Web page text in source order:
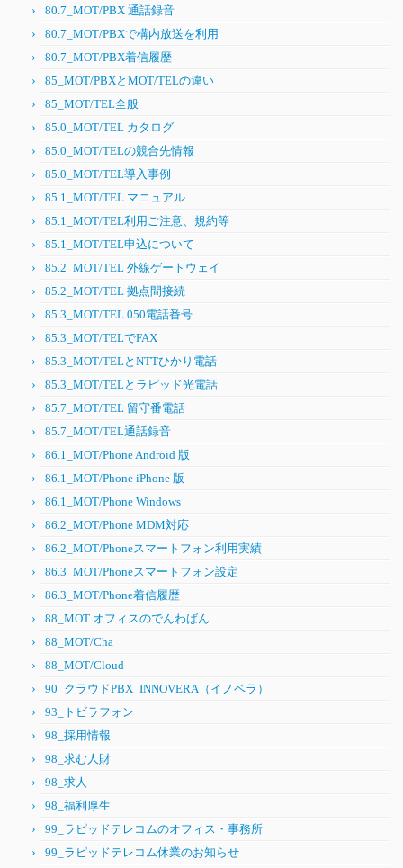
80.7_MOT/PBX 通話録音
80.7_MOT/PBXで構内放送を利用
80.7_MOT/PBX着信履歴
85_MOT/PBXとMOT/TELの違い
85_MOT/TEL全般
85.0_MOT/TEL カタログ
85.0_MOT/TELの競合先情報
85.0_MOT/TEL導入事例
85.1_MOT/TEL マニュアル
85.1_MOT/TEL利用ご注意、規約等
85.1_MOT/TEL申込について
85.2_MOT/TEL 外線ゲートウェイ
85.2_MOT/TEL 拠点間接続
85.3_MOT/TEL 050電話番号
85.3_MOT/TELでFAX
85.3_MOT/TELとNTTひかり電話
85.3_MOT/TELとラピッド光電話
85.7_MOT/TEL 留守番電話
85.7_MOT/TEL通話録音
86.1_MOT/Phone Android 版
86.1_MOT/Phone iPhone 版
86.1_MOT/Phone Windows
86.2_MOT/Phone MDM対応
86.2_MOT/Phoneスマートフォン利用実績
86.3_MOT/Phoneスマートフォン設定
86.3_MOT/Phone着信履歴
88_MOT オフィスのでんわばん
88_MOT/Cha
88_MOT/Cloud
90_クラウドPBX_INNOVERA（イノベラ）
93_トビラフォン
98_採用情報
98_求む人財
98_求人
98_福利厚生
99_ラピッドテレコムのオフィス・事務所
99_ラピッドテレコム休業のお知らせ